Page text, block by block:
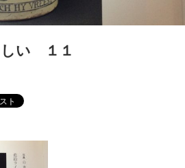
しい １１